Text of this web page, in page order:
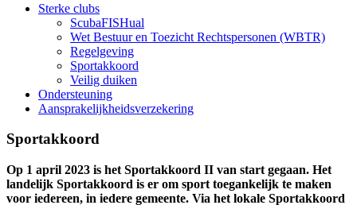
Sterke clubs
ScubaFISHual
Wet Bestuur en Toezicht Rechtspersonen (WBTR)
Regelgeving
Sportakkoord
Veilig duiken
Ondersteuning
Aansprakelijkheidsverzekering
Sportakkoord
Op 1 april 2023 is het Sportakkoord II van start gegaan. Het
landelijk Sportakkoord is er om sport toegankelijk te maken
voor iedereen, in iedere gemeente. Via het lokale Sportakkoord